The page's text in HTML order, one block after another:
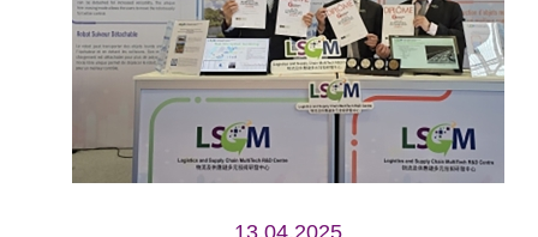
13.04.2025